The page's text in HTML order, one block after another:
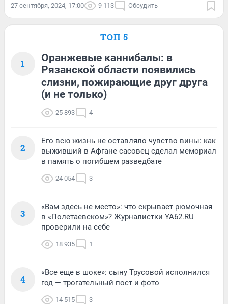
27 сентября, 2024, 17:00 9 113 Обсудить
ТОП 5
1
Оранжевые каннибалы: в
Рязанской области появились
слизни, пожирающие друг друга
(и не только)
25 893 4
2
Его всю жизнь не оставляло чувство вины: как
выживший в Афгане сасовец сделал мемориал
в память о погибшем разведбате
24 054 3
3
«Вам здесь не место»: что скрывает рюмочная
в «Полетаевском»? Журналистки YA62.RU
проверили на себе
18 935 1
4
«Все еще в шоке»: сыну Трусовой исполнился
год — трогательный пост и фото
14 515 3